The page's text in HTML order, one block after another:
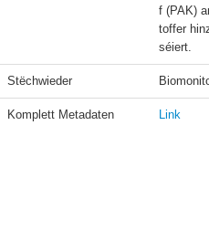
f (PAK)
toffer
séiert.
Stëchwieder
Komplett Metadaten Link